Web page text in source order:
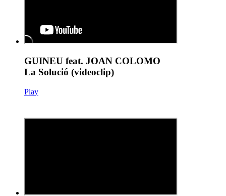
GUINEU feat. JOAN COLOMO
La Solució (videoclip)
Play